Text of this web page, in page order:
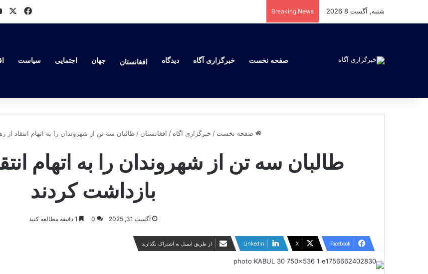
شنبه, آگست 8 2026 Breaking News
صفحه نخست خبرگزاری آگاه دیدگاه افغانستان جهان اجتمایی سیاست
صفحه نخست / خبرگزاری آگاه / افغانستان / طالبان سه تن از شهروندان را به اتهام انتقاد از
طالبان سه تن از شهروندان را به اتهام
بازداشت کردند
آگست 31, 2025 0
Facebook
X
LinkedIn از طریق ایمیل به اشتراک بگذارید